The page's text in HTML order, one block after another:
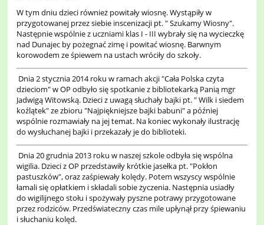
W tym dniu dzieci również powitały wiosnę. Wystąpiły w
przygotowanej przez siebie inscenizacji pt. " Szukamy Wiosny".
Następnie wspólnie z uczniami klas I - III wybrały się na wycieczkę
nad Dunajec by pożegnać zimę i powitać wiosnę. Barwnym
korowodem ze śpiewem na ustach wróciły do szkoły.
Dnia 2 stycznia 2014 roku w ramach akcji "Cała Polska czyta
dzieciom" w OP odbyło się spotkanie z bibliotekarką Panią mgr
Jadwigą Witowską. Dzieci z uwagą słuchały bajki pt. " Wilk i siedem
koźlątek" ze zbioru "Najpiękniejsze bajki babuni" a później
wspólnie rozmawiały na jej temat. Na koniec wykonały ilustrację
do wysłuchanej bajki i przekazały je do biblioteki.
Dnia 20 grudnia 2013 roku w naszej szkole odbyła się wspólna
wigilia. Dzieci z OP przedstawiły krótkie jasełka pt. "Pokłon
pastuszków", oraz zaśpiewały kolędy. Potem wszyscy wspólnie
łamali się opłatkiem i składali sobie życzenia. Następnia usiadły
do wigilijnego stołu i spożywały pyszne potrawy przygotowane
przez rodziców. Przedświateczny czas mile upłynął przy śpiewaniu
i słuchaniu kolęd.